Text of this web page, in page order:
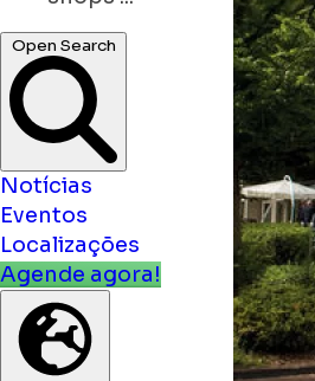
cafés ...
Open Search
Notícias
Eventos
Localizações
Agende agora!